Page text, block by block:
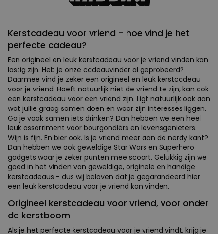
Kerstcadeau voor vriend - hoe vind je het
perfecte cadeau?
Een origineel en leuk kerstcadeau voor je vriend vinden kan
lastig zijn. Heb je onze cadeauvinder al geprobeerd?
Daarmee vind je zeker een origineel en leuk kerstcadeau
voor je vriend. Hoeft natuurlijk niet de vriend te zijn, kan ook
een kerstcadeau voor een vriend zijn. Ligt natuurlijk ook aan
wat jullie graag samen doen en waar zijn interesses liggen.
Ga je vaak samen iets drinken? Dan hebben we een heel
leuk assortiment voor bourgondiërs en levensgenieters.
Wijn is fijn. En bier ook. Is je vriend meer aan de nerdy kant?
Dan hebben we ook geweldige Star Wars en Superhero
gadgets waar je zeker punten mee scoort. Gelukkig zijn we
goed in het vinden van geweldige, originele en handige
kerstcadeaus - dus wij beloven dat je gegarandeerd hier
een leuk kerstcadeau voor je vriend kan vinden.
Origineel kerstcadeau voor vriend, voor onder
de kerstboom
Als je het perfecte kerstcadeau voor je vriend vindt, krijg je